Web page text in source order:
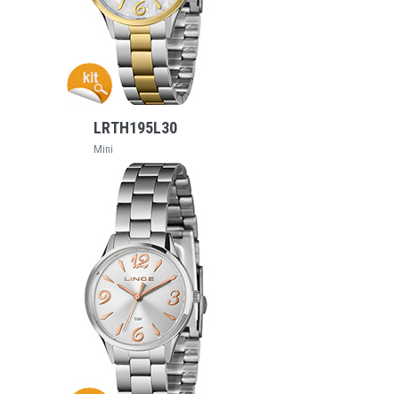
VEJA MAIS
LRTH195L30
Mini